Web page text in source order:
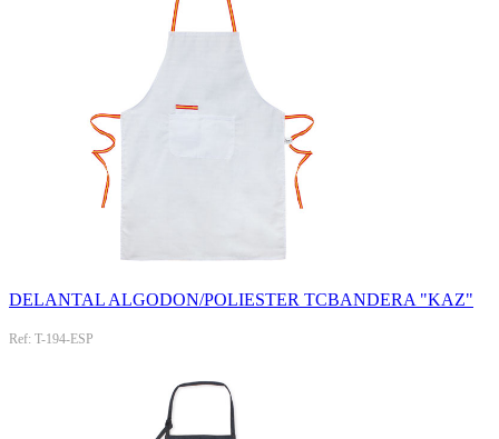
DELANTAL ALGODON/POLIESTER TCBANDERA "KAZ"
Ref: T-194-ESP